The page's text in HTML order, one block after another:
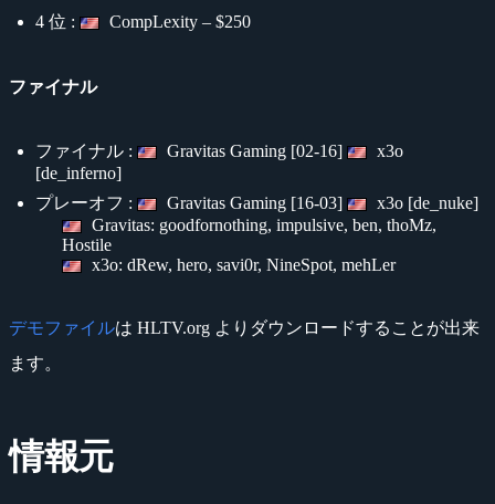
4 位 :
CompLexity – $250
ファイナル
ファイナル : Gravitas Gaming [02-16]
x3o
[de_inferno]
プレーオフ :
Gravitas Gaming [16-03]
x3o [de_nuke]
Gravitas: goodfornothing, impulsive, ben, thoMz,
Hostile
x3o: dRew, hero, savi0r, NineSpot, mehLer
デモファイルは HLTV.org よりダウンロードすることが出来
ます。
情報元